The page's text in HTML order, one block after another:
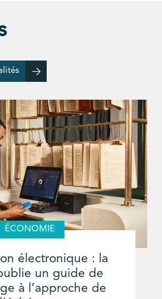
ÉCONOMIE
électronique : la
un guide de
à l’approche de